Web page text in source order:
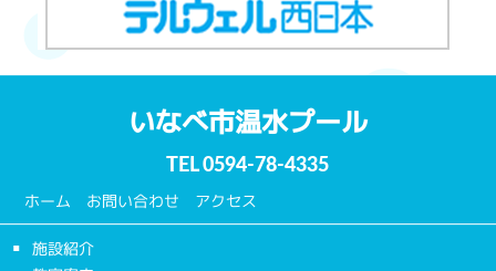
いなべ市温水プール
TEL0594-78-4335
ホーム お問い合わせ アクセス
施設紹介